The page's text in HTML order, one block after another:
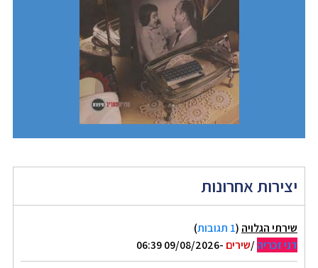
יצירות אחרונות
שירתי הגלויה (1 תגובות
)
דני זכריה/שירים -09/08/2026 06:39